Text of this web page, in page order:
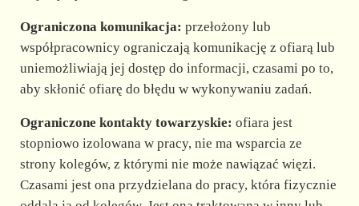
Ograniczona komunikacja: przełożony lub
współpracownicy ograniczają komunikację z ofiarą lub
uniemożliwiają jej dostęp do informacji, czasami po to,
aby skłonić ofiarę do błędu w wykonywaniu zadań.
Ograniczone kontakty towarzyskie: ofiara jest
stopniowo izolowana w pracy, nie ma wsparcia ze
strony kolegów, z którymi nie może nawiązać więzi.
Czasami jest ona przydzielana do pracy, która fizycznie